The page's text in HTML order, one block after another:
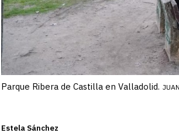
Parque Ribera de Castilla en Valladolid.
Estela Sánchez